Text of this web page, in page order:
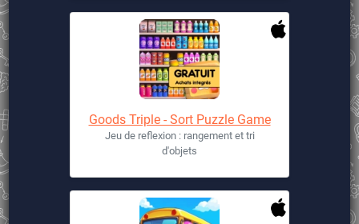
Goods Triple - Sort Puzzle Game
Jeu de reflexion : rangement et tri
d'objets